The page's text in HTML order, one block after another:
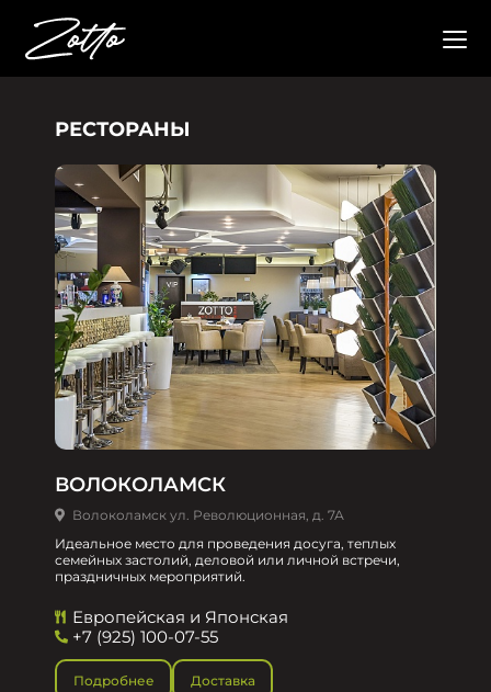
РЕСТОРАНЫ
ВОЛОКОЛАМСК
Волоколамск ул. Революционная, д. 7А
Идеальное место для проведения досуга, теплых
семейных застолий, деловой или личной встречи,
праздничных мероприятий.
Европейская и Японская
+7 (925) 100-07-55
Подробнее Доставка